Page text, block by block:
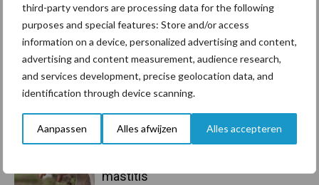
third-party vendors are processing data for the following
purposes and special features: Store and/or access
information on a device, personalized advertising and content,
advertising and content measurement, audience research,
and services development, precise geolocation data, and
identification through device scanning.
Aanpassen Alles afwijzen Alles accepteren
Primaire
Sidebar
Recent nieuws Partner nieuws
7 aug
Grondstoffenmarkt blijft grillig:
droogte en geopolitiek houden
7 aug
De speenhuid: een vaak
mastitis